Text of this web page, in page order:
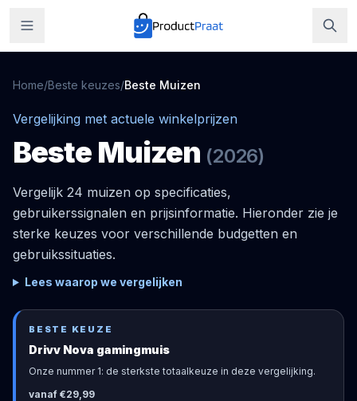
Home/Beste keuzes/Beste Muizen
Vergelijking met actuele winkelprijzen
Beste Muizen (2026)
Vergelijk 24 muizen op specificaties,
gebruikerssignalen en prijsinformatie. Hieronder zie je
sterke keuzes voor verschillende budgetten en
gebruikssituaties.
Lees waarop we vergelijken
BESTE KEUZE
Drivv Nova gamingmuis
Onze nummer 1: de sterkste totaalkeuze in deze vergelijking.
vanaf €29,99